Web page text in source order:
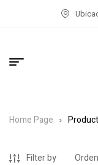
Home Page
Filter by